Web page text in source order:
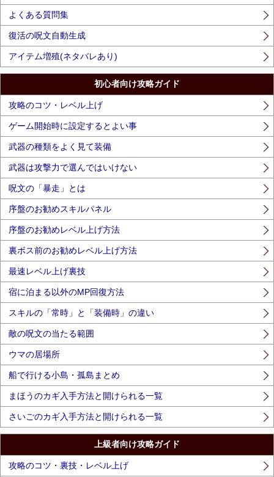
よくある質問集
復活の呪文自動生成
アイテム増殖(ネタバレあり)
初心者向け攻略ガイド
攻略のコツ・レベル上げ
ゲーム開始時に設定するとよい事
武器の種類をよく見て装備
武器は攻撃力で選んではいけない
呪文の「暴走」とは
序盤のお勧めスキルパネル
序盤のお勧めレベル上げ方法
裏ボス前のお勧めレベル上げ方法
最速レベル上げ裏技
宿に泊まる以外のMP回復方法
スキルの「常時」と「装備時」の違い
敵の呪文の当たる範囲
ウマの居場所
船で行ける小島・孤島まとめ
まほうのカギ入手方法と開けられる一覧
さいごのカギ入手方法と開けられる一覧
上級者向け攻略ガイド
攻略のコツ・裏技・レベル上げ